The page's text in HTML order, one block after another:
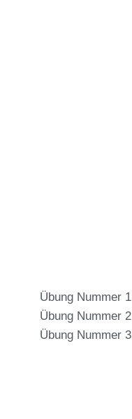
Übung Nummer 1
Übung Nummer 2
Übung Nummer 3